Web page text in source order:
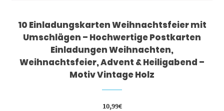
10 Einladungskarten Weihnachtsfeier mit
Umschlägen – Hochwertige Postkarten
Einladungen Weihnachten,
Weihnachtsfeier, Advent & Heiligabend –
Motiv Vintage Holz
10,99€